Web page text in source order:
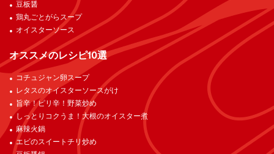
豆板醤
鶏丸ごとがらスープ
オイスターソース
オススメのレシピ10選
コチュジャン卵スープ
レタスのオイスターソースがけ
旨辛！ピリ辛！野菜炒め
しっとりコクうま！大根のオイスター煮
麻辣火鍋
エビのスイートチリ炒め